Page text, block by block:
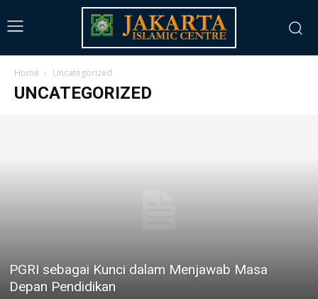
Home Uncategorized
UNCATEGORIZED
PGRI sebagai Kunci dalam Menjawab Masa
Depan Pendidikan